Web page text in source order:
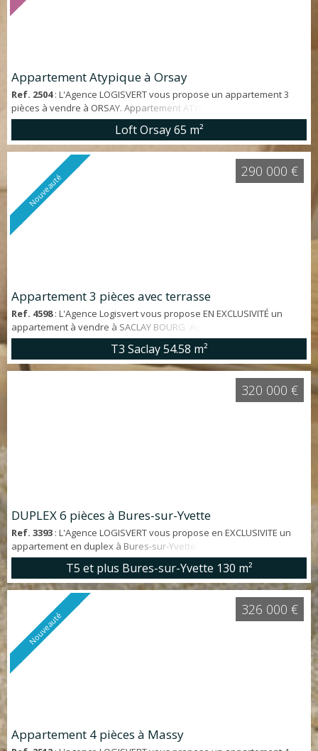
Appartement Atypique à Orsay
Ref. 2504: L'Agence LOGISVERT vous propose un appartement 3
pièces à vendre à ORSAY. Appartement ATYPIQUE type LOFT de 65
m² habitables (90 m² au sol) créé dans un ANCIEN ATELIER. Au rez-
de-chaussée : Entrée, cuisine équipée, séjour PLEIN SUD, salle de
bain avec WC. A l'étage : 2 chambres SPACIEUSES et LUMINEUSES.
BON ÉTAT GÉNÉRAL. Une cave aménagée et une COUR COMMUNE
complètent ce bien. FAI...
Loft Orsay65 m²
Nouveauté
Appartement 3 pièces avec terrasse
Ref. 4598: L'Agence Logisvert vous propose EN EXCLUSIVITÉ un
appartement à vendre à SACLAY BOURG. Au cœur d'une petite
résidence récente (2020), au calme, appartement 3 pièces avec
terrasse d'env. 54 m², sans vis à vis. Vendu Loué 870 euros /mois -
fin de bail 2027. * Emplacement - A moins de 3' à pied du centre ville,
commerces et écoles - Bus pour RER B Orsay centre à 3' - A 15' de la
T3 Saclay54.58 m²
290 000 €
DUPLEX 6 pièces à Bures-sur-Yvette
Ref. 3393 : L'Agence LOGISVERT vous propose en EXCLUSIVITE un
appartement en duplex à Bures-sur-Yvette. QUARTIER LA
HACQUINIERE dans MAISON divisée en 2 appartements (faibles
charges). Appartement 6 pièces de 130 m² (180 m² au sol) offrant:
cuisine, salle à manger ouvrant sur TERRASSE de 50 m², séjour
LUMINEUX , 2 chambres, salle de bains, WC. COMBLES À AMÉNAGER
(possibilité 2 chambres et 1 salle d'...
T5 et plus Bures-sur-Yvette 130 m²
320 000 €
Nouveauté
Appartement 4 pièces à Massy
326 000 €